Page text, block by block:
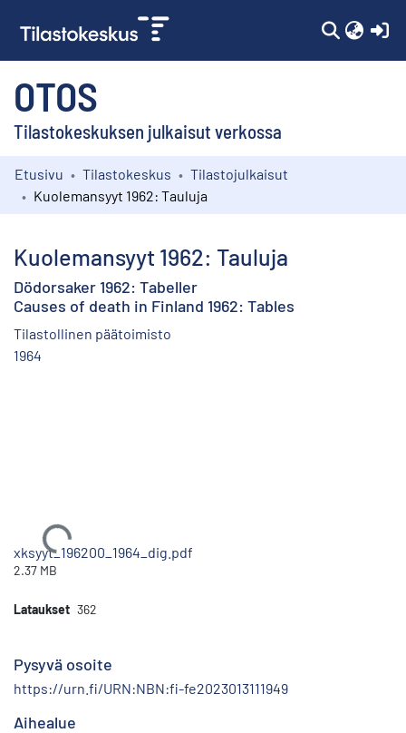
OTOS
Tilastokeskuksen julkaisut verkossa
Kokoelmat
Etusivu Tilastokeskus
Tilastojulkaisut
Kuolemansyyt 1962: Tauluja
Kuolemansyyt 1962: Tauluja
Dödorsaker 1962: Tabeller
Causes of death in Finland 1962: Tables
Tilastollinen päätoimisto
1964
Ladataan...
xksyyt_196200_1964_dig.pdf
2.37 MB
Lataukset 362
Pysyvä osoite
https://urn.fi/URN:NBN:fi-fe2023013111949
Aihealue